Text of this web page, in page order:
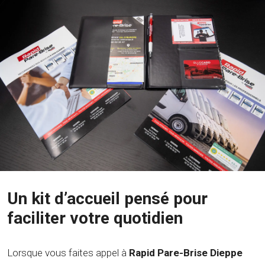
Un kit d’accueil pensé pour
faciliter votre quotidien
Lorsque vous faites appel à Rapid Pare-Brise Dieppe